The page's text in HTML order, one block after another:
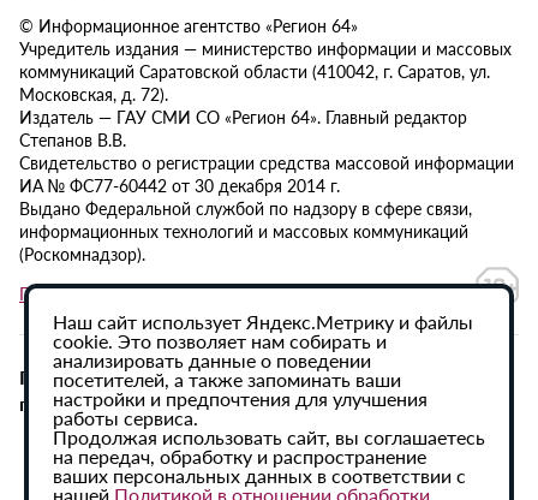
© Информационное агентство «Регион 64»
Учредитель издания — министерство информации и массовых
коммуникаций Саратовской области (410042, г. Саратов, ул.
Московская, д. 72).
Издатель — ГАУ СМИ СО «Регион 64». Главный редактор
Степанов В.В.
Свидетельство о регистрации средства массовой информации
ИА № ФС77-60442 от 30 декабря 2014 г.
Выдано Федеральной службой по надзору в сфере связи,
информационных технологий и массовых коммуникаций
(Роскомнадзор).
Политика в отношении обработки персональных данных
При использовании материалов сайта активная
гиперссылка на ИА «Регион 64» обязательна.
Наш сайт использует Яндекс.Метрику и файлы
cookie. Это позволяет нам собирать и
анализировать данные о поведении
посетителей, а также запоминать ваши
настройки и предпочтения для улучшения
работы сервиса.
Продолжая использовать сайт, вы соглашаетесь
на передач, обработку и распространение
ваших персональных данных в соответствии с